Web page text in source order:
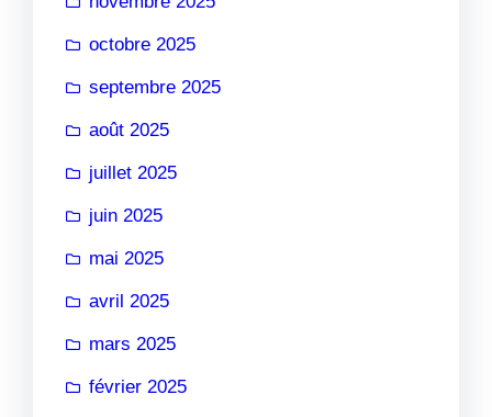
octobre 2025
septembre 2025
août 2025
juillet 2025
juin 2025
mai 2025
avril 2025
mars 2025
février 2025